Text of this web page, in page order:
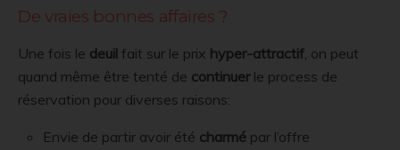
De vraies bonnes affaires ?
Une fois le deuil fait sur le prix hyper-attractif , on peut
quand même être tenté de continuerle process de
réservation pour diverses raisons:
Envie de partir avoir été charmé par l’offre